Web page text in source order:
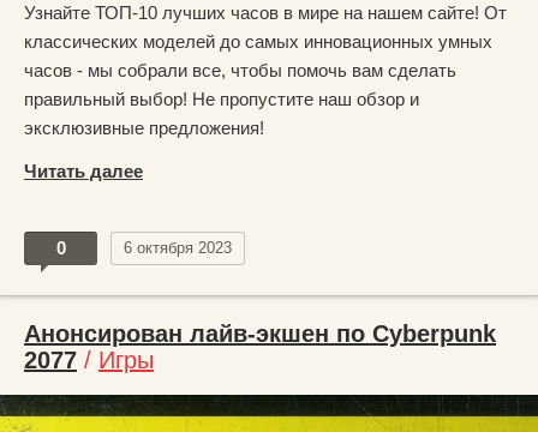
Узнайте ТОП-10 лучших часов в мире на нашем сайте! От
классических моделей до самых инновационных умных
часов - мы собрали все, чтобы помочь вам сделать
правильный выбор! Не пропустите наш обзор и
эксклюзивные предложения!
Читать далее
0 6 октября 2023
Анонсирован лайв-экшен по Cyberpunk
2077 / Игры